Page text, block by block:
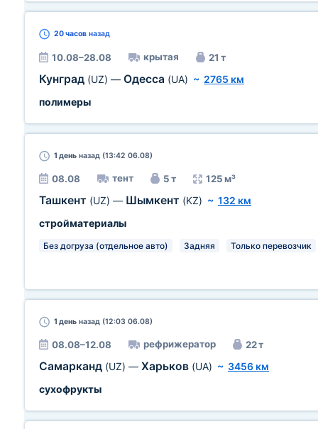
20 часов назад
10.08–28.08 крытая 21 т
Кунград (UZ) — Одесса (UA) ~ 2765 км
полимеры
1 день назад (13:42 06.08)
08.08 тент 5 т 125 м³
Ташкент (UZ) — Шымкент (KZ) ~ 132 км
стройматериалы
Без догруза (отдельное авто) Задняя Только перевозчик
1 день назад (12:03 06.08)
08.08–12.08 рефрижератор 22 т
Самарканд (UZ) — Харьков (UA) ~ 3456 км
сухофрукты